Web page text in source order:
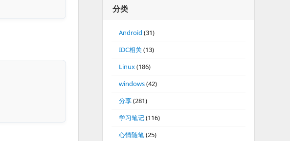
分类
Android (31)
IDC相关(13)
Linux(186)
windows(42)
分享(281)
学习笔记(116)
心情随笔(25)